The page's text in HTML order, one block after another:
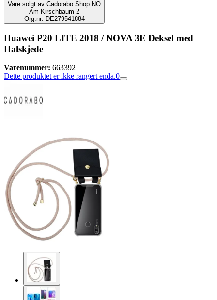
Vare solgt av Cadorabo Shop NO
Am Kirschbaum 2
Org.nr: DE279541884
Huawei P20 LITE 2018 / NOVA 3E Deksel med
Halskjede
Varenummer: 663392
Dette produktet er ikke rangert enda.0